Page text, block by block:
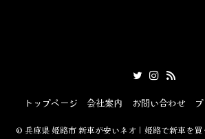
トップページ 会社案内 お問い合わせ
© 兵庫県 姫路市 新車が安いネオ｜姫路で新車を